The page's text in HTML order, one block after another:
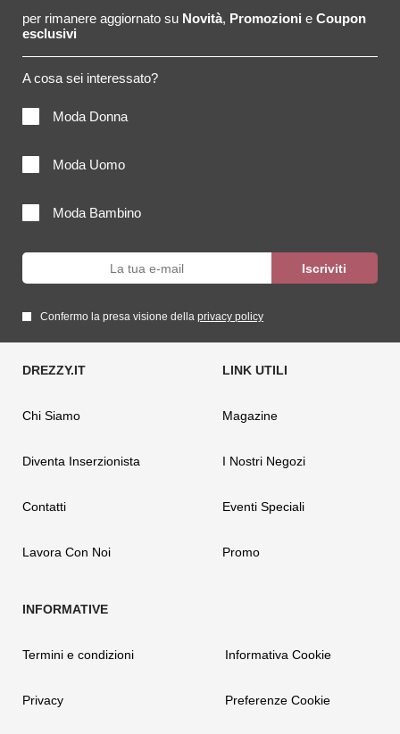
per rimanere aggiornato su Novità, Promozioni e Coupon
esclusivi
A cosa sei interessato?
Moda Donna
Moda Uomo
Moda Bambino
Confermo la presa visione della privacy policy
Chi Siamo
Diventa Inserzionista
Contatti
Lavora Con Noi
Magazine
I Nostri Negozi
Eventi Speciali
Promo
Termini e condizioni
Privacy
Informativa Cookie
Preferenze Cookie